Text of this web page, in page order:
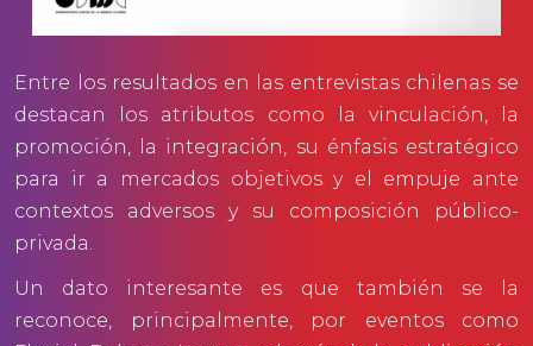
Entre los resultados en las entrevistas chilenas se
destacan los atributos como la vinculación, la
promoción, la integración, su énfasis estratégico
para ir a mercados objetivos y el empuje ante
contextos adversos y su composición público-
privada.
Un dato interesante es que también se la
reconoce, principalmente, por eventos como